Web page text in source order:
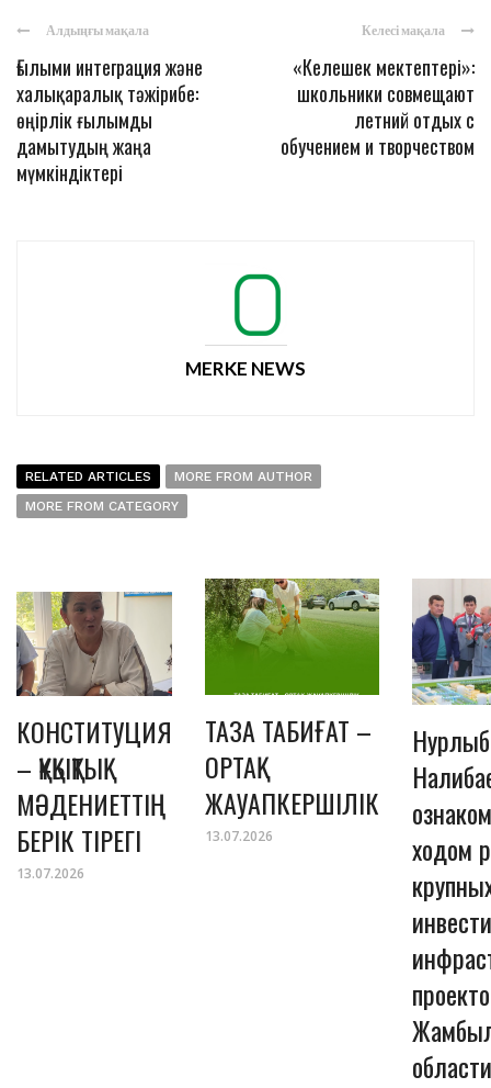
Алдыңғы мақала
Ғылыми интеграция және
халықаралық тәжірибе:
өңірлік ғылымды
дамытудың жаңа
мүмкіндіктері
Келесі мақала
«Келешек мектептері»:
школьники совмещают
летний отдых с
обучением и творчеством
MERKE NEWS
RELATED ARTICLES
MORE FROM AUTHOR
MORE FROM CATEGORY
КОНСТИТУЦИЯ
– ҚҰҚЫҚТЫҚ
МӘДЕНИЕТТІҢ
БЕРІК ТІРЕГІ
13.07.2026
ТАЗА ТАБИҒАТ –
ОРТАҚ
ЖАУАПКЕРШІЛІК
13.07.2026
ходом
области